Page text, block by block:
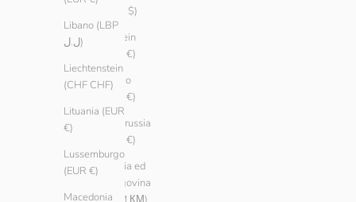
Libano (LBP
ل.ل)
Liechtenstein
(CHF CHF)
Lituania (EUR
€)
Lussemburgo
(EUR €)
Macedonia
(BSD $)
Bahrein
(EUR €)
Belgio
(EUR €)
Bielorussia
(EUR €)
Bosnia ed
Erzegovina